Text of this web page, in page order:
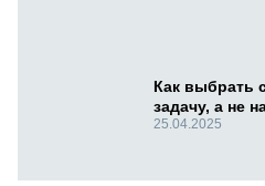
Как выбрать
задачу, а не
25.04.2025